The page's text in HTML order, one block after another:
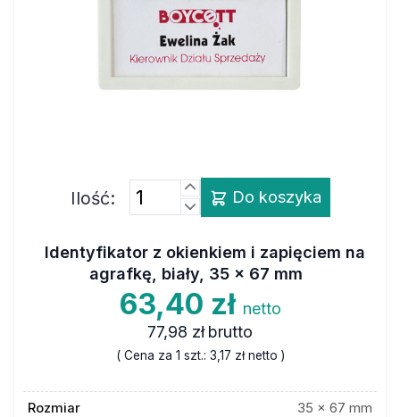
Ilość: Do koszyka
Identyfikator z okienkiem i zapięciem na
agrafkę, biały, 35 x 67 mm
63,40 zł netto
77,98 zł brutto
( Cena za 1 szt.: 3,17 złnetto )
Rozmiar
35 x 67 mm